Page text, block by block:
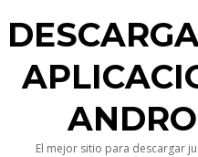
El mejor sitio para descargar